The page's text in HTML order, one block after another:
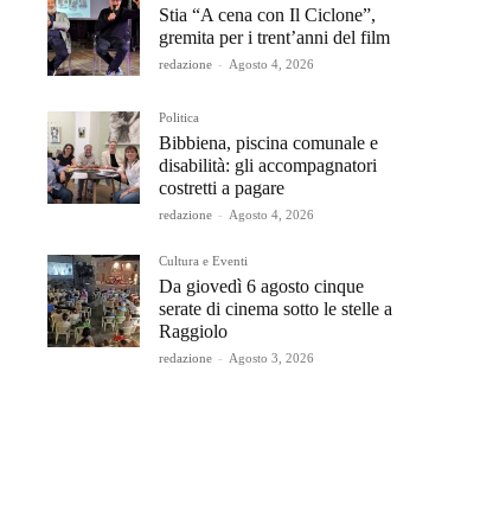
Stia “A cena con Il Ciclone”,
gremita per i trent’anni del film
redazione - Agosto 4, 2026
Politica
Bibbiena, piscina comunale e
disabilità: gli accompagnatori
costretti a pagare
redazione - Agosto 4, 2026
Cultura e Eventi
Da giovedì 6 agosto cinque
serate di cinema sotto le stelle a
Raggiolo
redazione - Agosto 3, 2026